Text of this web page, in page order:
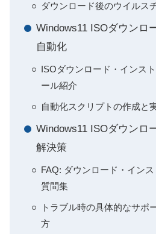
ダウンロード後のウイルス
Windows11 ISOダウンロ
自動化
ISOダウンロード・インス
ール紹介
自動化スクリプトの作成と
Windows11 ISOダウンロ
解決策
FAQ: ダウンロード・イン
質問集
トラブル時の具体的なサポ
方